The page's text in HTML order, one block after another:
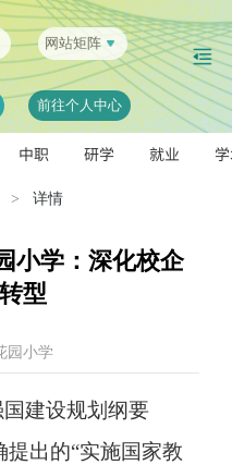
网站矩阵
前往个人中心
中职 研学 就业
> 详情
小学：深化校企
型
园小学
建设规划纲要
提出的“实施国家教